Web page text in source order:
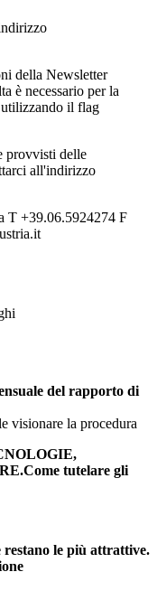
della Newsletter
è necessario per la
utilizzando il flag
provvisti delle
all'indirizzo
T +39.06.5924274 F
del rapporto di
visionare la procedura
tutelare gli
restano le più attrattive.